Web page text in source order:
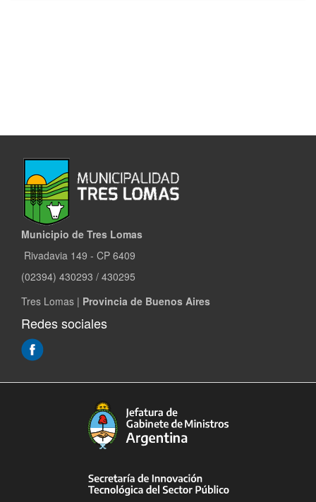
Municipio de Tres Lomas
Rivadavia 149 - CP 6409
(02394) 430293 / 430295
Tres Lomas | Provincia de Buenos Aires
Redes sociales